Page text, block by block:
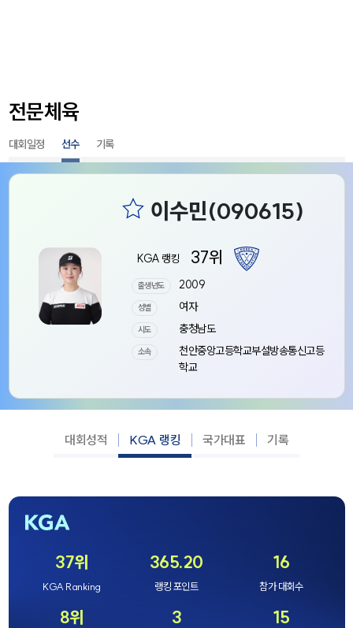
전문체육
대회일정 선수 기록
KGA 랭킹 37위
출생년도 2009
성별 여자
시도 충청남도
소속
천안중앙고등학교부설방송통신고등
학교
대회성적 KGA 랭킹 국가대표 기록
37위
KGA Ranking
365.20
랭킹 포인트
16
참가 대회수
8위 3 15